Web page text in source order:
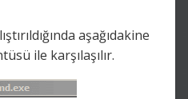
aşağıdakine
ile karşılaşılır.